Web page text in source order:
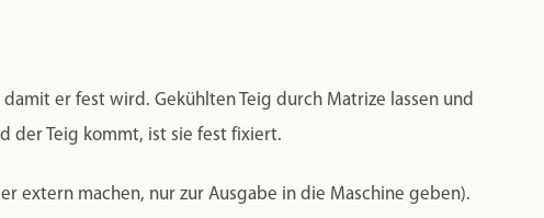
er fest wird. Gekühlten Teig durch Matrize lassen und
der Teig kommt, ist sie fest fixiert.
extern machen, nur zur Ausgabe in die Maschine geben).